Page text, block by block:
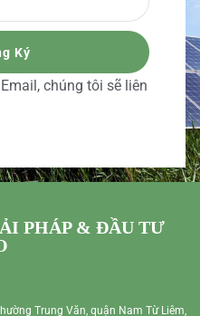
Ký
chúng tôi sẽ liên
PHÁP & ĐẦU TƯ
Trung Văn, quận Nam Từ Liêm,